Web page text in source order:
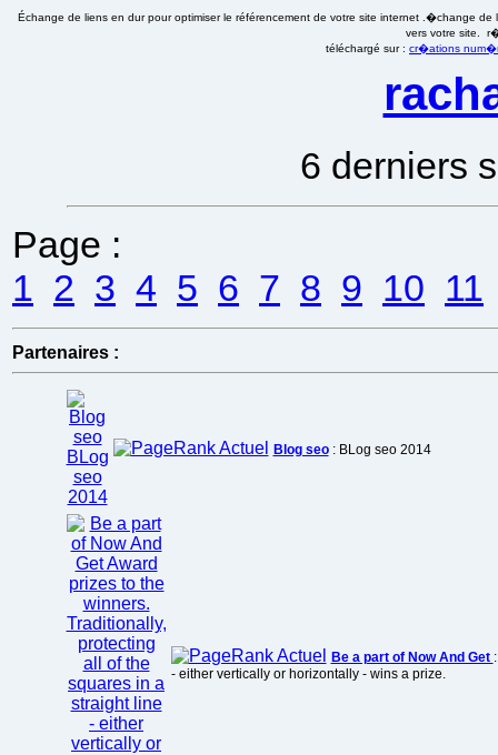
Échange de liens en dur pour optimiser le référencement de votre site internet .�change
vers votre site.
téléchargé sur : cr�ations
6 derniers
Page :
1 2 3 4 5 6 7 8 9 10 11
Partenaires :
Blog seo: BLog seo 2014
Be a part of Now And Get
- either vertically or horizontally - wins a prize.